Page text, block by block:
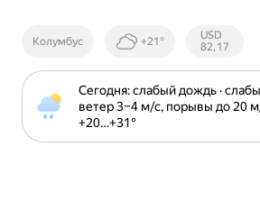
Колумбус +21°
Курсы
РФ
USD
82,17
Сегодня: слабый дождь ·
ветер 3⁠–⁠4 м⁠/⁠с, порывы до 20 м⁠/⁠
+20⁠…⁠+31⁠°